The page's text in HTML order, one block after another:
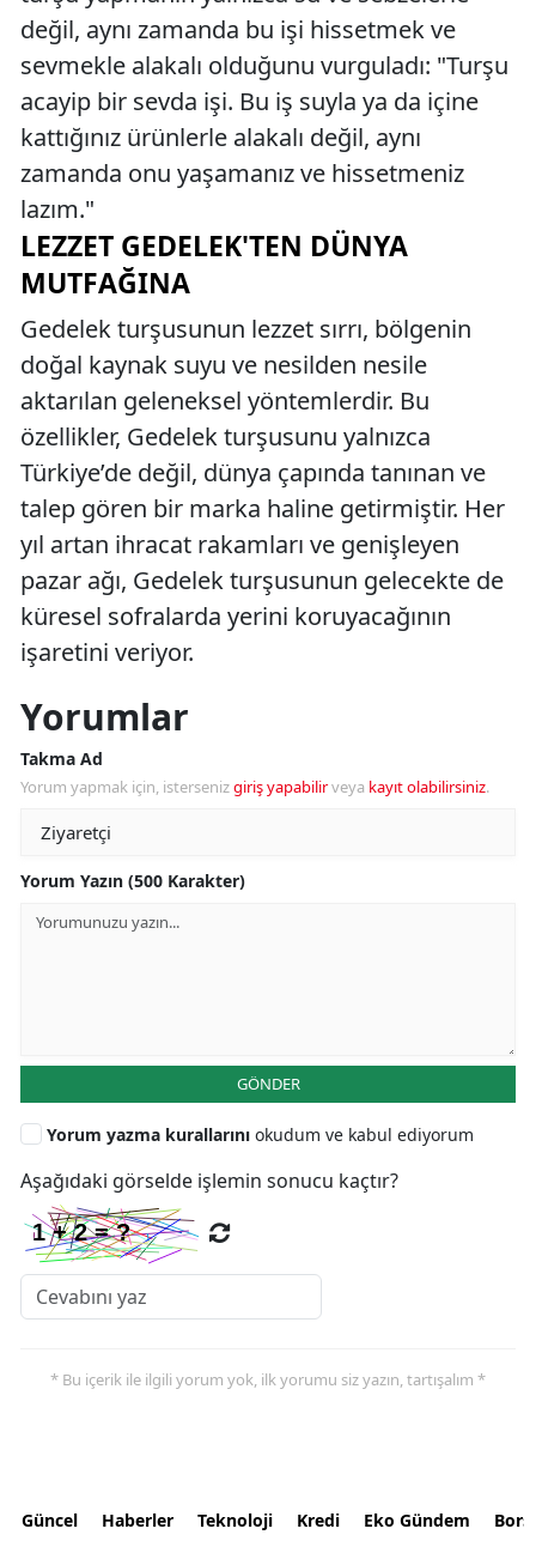
değil, aynı zamanda bu işi hissetmek ve
sevmekle alakalı olduğunu vurguladı: "Turşu
acayip bir sevda işi. Bu iş suyla ya da içine
kattığınız ürünlerle alakalı değil, aynı
zamanda onu yaşamanız ve hissetmeniz
lazım."
LEZZET GEDELEK'TEN DÜNYA
MUTFAĞINA
Gedelek turşusunun lezzet sırrı, bölgenin
doğal kaynak suyu ve nesilden nesile
aktarılan geleneksel yöntemlerdir. Bu
özellikler, Gedelek turşusunu yalnızca
Türkiye’de değil, dünya çapında tanınan ve
talep gören bir marka haline getirmiştir. Her
yıl artan ihracat rakamları ve genişleyen
pazar ağı, Gedelek turşusunun gelecekte de
küresel sofralarda yerini koruyacağının
işaretini veriyor.
Yorumlar
Takma Ad
Yorum yapmak için, istersenizgiriş yapabilirveya kayıt olabilirsiniz.
Yorum Yazın (500 Karakter)
GÖNDER
Yorum yazma kurallarını okudum ve kabul ediyorum
Aşağıdaki görselde işlemin sonucu kaçtır?
* Bu içerik ile ilgili yorum yok, ilk yorumu siz yazın, tartışalım *
Güncel Haberler Teknoloji Kredi Eko Gündem